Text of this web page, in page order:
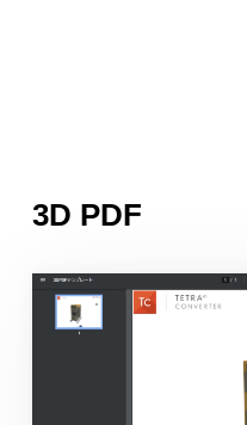
3D PDF